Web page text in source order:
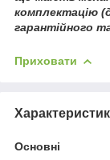
комплектацію
гарантійного
Приховати
Основні